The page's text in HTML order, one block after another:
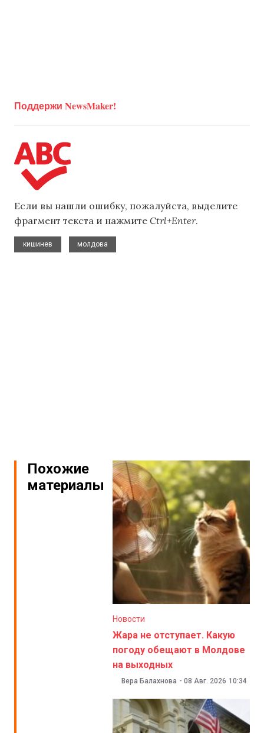
Поддержи NewsMaker!
Если вы нашли ошибку, пожалуйста, выделите
фрагмент текста и нажмите Ctrl+Enter.
кишинев
молдова
Похожие
материалы
Новости
Жара не отступает. Какую
погоду обещают в Молдове
на выходных
Вера Балахнова - 08 Авг. 2026 10:34